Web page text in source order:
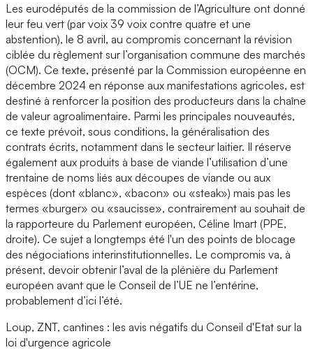
Les eurodéputés de la commission de l’Agriculture ont donné
leur feu vert (par voix 39 voix contre quatre et une
abstention), le 8 avril, au compromis concernant la révision
ciblée du règlement sur l’organisation commune des marchés
(OCM). Ce texte, présenté par la Commission européenne en
décembre 2024 en réponse aux manifestations agricoles, est
destiné à renforcer la position des producteurs dans la chaîne
de valeur agroalimentaire. Parmi les principales nouveautés,
ce texte prévoit, sous conditions, la généralisation des
contrats écrits, notamment dans le secteur laitier. Il réserve
également aux produits à base de viande l’utilisation d’une
trentaine de noms liés aux découpes de viande ou aux
espèces (dont «blanc», «bacon» ou «steak») mais pas les
termes «burger» ou «saucisse», contrairement au souhait de
la rapporteure du Parlement européen, Céline Imart (PPE,
droite). Ce sujet a longtemps été l'un des points de blocage
des négociations interinstitutionnelles. Le compromis va, à
présent, devoir obtenir l’aval de la plénière du Parlement
européen avant que le Conseil de l’UE ne l’entérine,
probablement d’ici l’été.
Loup, ZNT, cantines : les avis négatifs du Conseil d'Etat sur la
loi d'urgence agricole